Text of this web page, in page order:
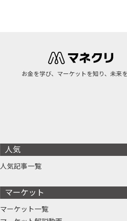
お金を学び、マーケットを知り、未来
人気
人気記事一覧
マーケット
マーケット一覧